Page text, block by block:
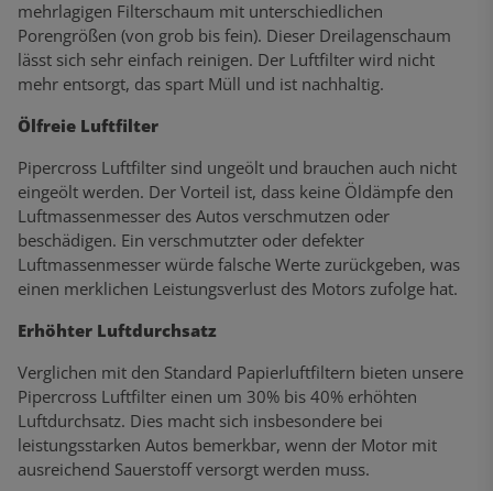
mehrlagigen Filterschaum mit unterschiedlichen
Porengrößen (von grob bis fein). Dieser Dreilagenschaum
lässt sich sehr einfach reinigen. Der Luftfilter wird nicht
mehr entsorgt, das spart Müll und ist nachhaltig.
Ölfreie Luftfilter
Pipercross Luftfilter sind ungeölt und brauchen auch nicht
eingeölt werden. Der Vorteil ist, dass keine Öldämpfe den
Luftmassenmesser des Autos verschmutzen oder
beschädigen. Ein verschmutzter oder defekter
Luftmassenmesser würde falsche Werte zurückgeben, was
einen merklichen Leistungsverlust des Motors zufolge hat.
Erhöhter Luftdurchsatz
Verglichen mit den Standard Papierluftfiltern bieten unsere
Pipercross Luftfilter einen um 30% bis 40% erhöhten
Luftdurchsatz. Dies macht sich insbesondere bei
leistungsstarken Autos bemerkbar, wenn der Motor mit
ausreichend Sauerstoff versorgt werden muss.